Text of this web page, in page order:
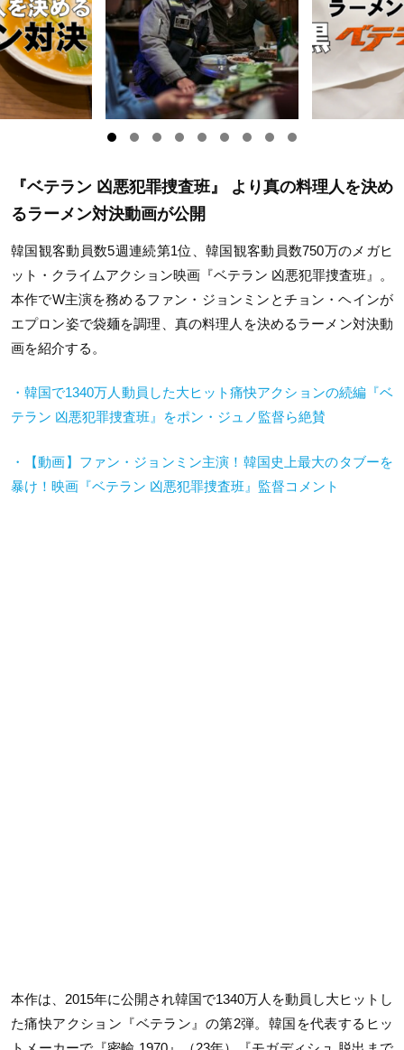
『ベテラン 凶悪犯罪捜査班』 より真の料理人を決め
るラーメン対決動画が公開
韓国観客動員数5週連続第1位、韓国観客動員数750万のメガヒ
ット・クライムアクション映画『ベテラン 凶悪犯罪捜査班』。
本作でW主演を務めるファン・ジョンミンとチョン・ヘインが
エプロン姿で袋麺を調理、真の料理人を決めるラーメン対決動
画を紹介する。
・韓国で1340万人動員した大ヒット痛快アクションの続編『ベ
テラン 凶悪犯罪捜査班』をポン・ジュノ監督ら絶賛
・【動画】ファン・ジョンミン主演！韓国史上最大のタブーを
暴け！映画『ベテラン 凶悪犯罪捜査班』監督コメント
本作は、2015年に公開され韓国で1340万人を動員し大ヒットし
た痛快アクション『ベテラン』の第2弾。韓国を代表するヒッ